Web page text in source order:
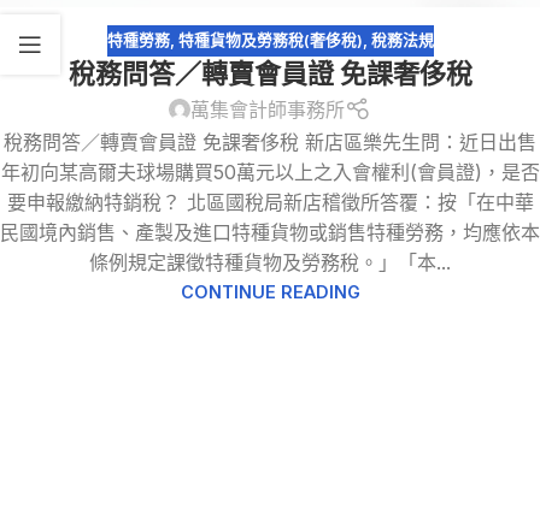
特種勞務, 特種貨物及勞務稅(奢侈稅), 稅務法規
稅務問答／轉賣會員證 免課奢侈稅
萬集會計師事務所
稅務問答／轉賣會員證 免課奢侈稅 新店區樂先生問：近日出售
年初向某高爾夫球場購買50萬元以上之入會權利(會員證)，是否
要申報繳納特銷稅？ 北區國稅局新店稽徵所答覆：按「在中華
民國境內銷售、產製及進口特種貨物或銷售特種勞務，均應依本
條例規定課徵特種貨物及勞務稅。」「本...
CONTINUE READING